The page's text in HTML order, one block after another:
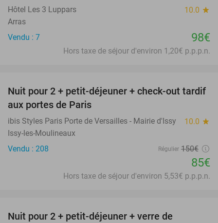
Hôtel Les 3 Luppars 10.0 star
Arras
Vendu : 7
98€
Hors taxe de séjour d'environ 1,20€ p.p.p.n.
43%
Nuit pour 2 + petit-déjeuner + check-out tardif
aux portes de Paris
ibis Styles Paris Porte de Versailles - Mairie d'Issy 10.0 star
Issy-les-Moulineaux
Vendu : 208
Régulier 150€
85€
Hors taxe de séjour d'environ 5,53€ p.p.p.n.
Nuit pour 2 + petit-déjeuner + verre de